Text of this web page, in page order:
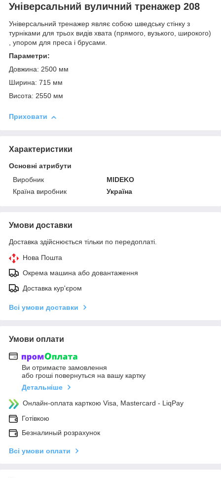
Універсальний вуличний тренажер 208
Універсальний тренажер являє собою шведську стінку з
турніками для трьох видів хвата (прямого, вузького, широкого)
, упором для преса і брусами.
Параметри:
Довжина: 2500 мм
Ширина: 715 мм
Висота: 2550 мм
Приховати
Характеристики
Основні атрибути
Виробник
MIDEKO
Країна виробник
Україна
Умови доставки
Доставка здійснюється тільки по передоплаті.
Нова Пошта
Окрема машина або довантаження
Доставка кур'єром
Всі умови доставки
Умови оплати
Ви отримаєте замовлення
або гроші повернуться на вашу картку
Детальніше
Онлайн-оплата карткою Visa, Mastercard - LiqPay
Готівкою
Безналиный розрахунок
Всі умови оплати